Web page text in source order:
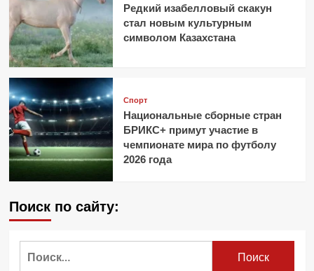
Редкий изабелловый скакун
стал новым культурным
символом Казахстана
Спорт
Национальные сборные стран
БРИКС+ примут участие в
чемпионате мира по футболу
2026 года
Поиск по сайту: